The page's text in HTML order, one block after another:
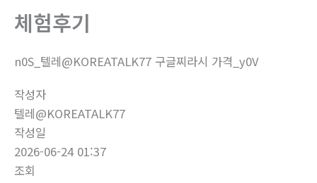
체험후기
n0S_텔레@KOREATALK77 구글찌라시 가격_y0V
작성자
텔레@KOREATALK77
작성일
2026-06-24 01:37
조회